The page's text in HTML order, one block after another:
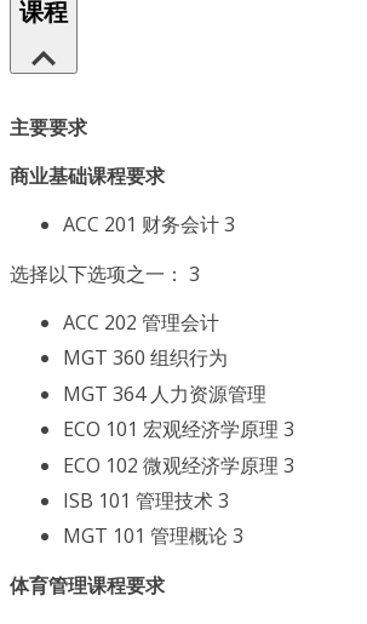
课程
主要要求
商业基础课程要求
ACC 201 财务会计 3
选择以下选项之一： 3
ACC 202 管理会计
MGT 360 组织行为
MGT 364 人力资源管理
ECO 101 宏观经济学原理 3
ECO 102 微观经济学原理 3
ISB 101 管理技术 3
MGT 101 管理概论 3
体育管理课程要求